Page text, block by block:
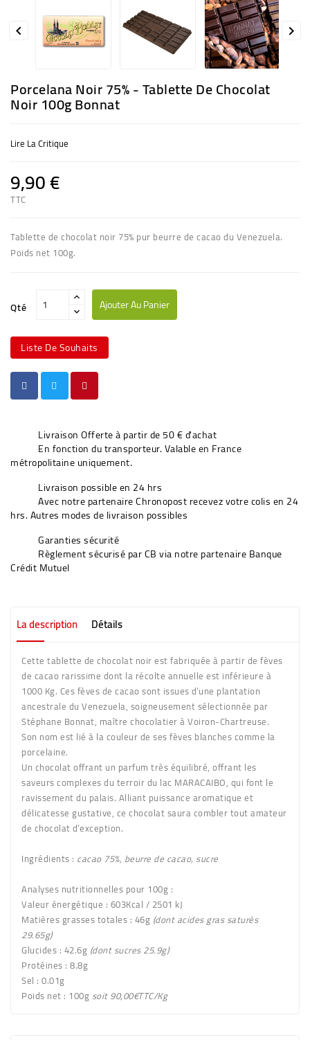
 
Porcelana Noir 75% - Tablette De Chocolat
Noir 100g Bonnat
Lire La Critique
9,90 €
TTC
Tablette de chocolat noir 75% pur beurre de cacao du Venezuela.
Poids net 100g.
Qté Ajouter Au Panier
Liste De Souhaits
Livraison Offerte à partir de 50 € d'achat
En fonction du transporteur. Valable en France
métropolitaine uniquement.
Livraison possible en 24 hrs
Avec notre partenaire Chronopost recevez votre colis en 24
hrs. Autres modes de livraison possibles
Garanties sécurité
Règlement sécurisé par CB via notre partenaire Banque
Crédit Mutuel
La description Détails
Cette tablette de chocolat noir est fabriquée à partir de fèves
de cacao rarissime dont la récolte annuelle est inférieure à
1000 Kg. Ces fèves de cacao sont issues d’une plantation
ancestrale du Venezuela, soigneusement sélectionnée par
Stéphane Bonnat, maître chocolatier à Voiron-Chartreuse.
Son nom est lié à la couleur de ses fèves blanches comme la
porcelaine.
Un chocolat offrant un parfum très équilibré, offrant les
saveurs complexes du terroir du lac MARACAIBO, qui font le
ravissement du palais. Alliant puissance aromatique et
délicatesse gustative, ce chocolat saura combler tout amateur
de chocolat d’exception.
Ingrédients : cacao 75%, beurre de cacao, sucre
Analyses nutritionnelles pour 100g :
Valeur énergétique : 603Kcal / 2501 kJ
Matières grasses totales : 46g (dont acides gras saturés
29.65g)
Glucides : 42.6g (dont sucres 25.9g)
Protéines : 8.8g
Sel : 0.01g
Poids net : 100g soit 90,00€TTC/Kg